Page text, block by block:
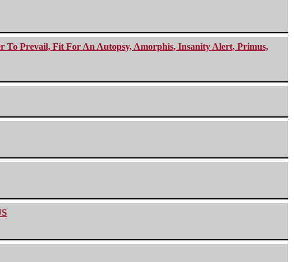
To Prevail, Fit For An Autopsy, Amorphis, Insanity Alert, Primus,